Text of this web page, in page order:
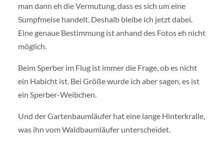
man dann eh die Vermutung, dass es sich um eine
Sumpfmeise handelt. Deshalb bleibe ich jetzt dabei.
Eine genaue Bestimmung ist anhand des Fotos eh nicht
möglich.
Beim Sperber im Flug ist immer die Frage, ob es nicht
ein Habicht ist. Bei Größe wurde ich aber sagen, es ist
ein Sperber-Weibchen.
Und der Gartenbaumläufer hat eine lange Hinterkralle,
was ihn vom Waldbaumläufer unterscheidet.